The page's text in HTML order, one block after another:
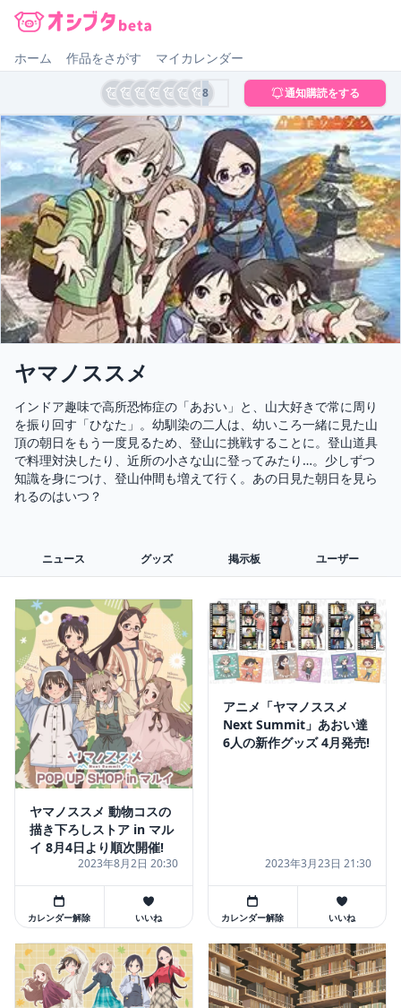
ホーム 作品をさがす マイカレンダー
8 通知購読をする
ヤマノススメ
インドア趣味で高所恐怖症の「あおい」と、山大好きで常に周り
を振り回す「ひなた」。幼馴染の二人は、幼いころ一緒に見た山
頂の朝日をもう一度見るため、登山に挑戦することに。登山道具
で料理対決したり、近所の小さな山に登ってみたり…。少しずつ
知識を身につけ、登山仲間も増えて行く。あの日見た朝日を見ら
れるのはいつ？
ニュース グッズ 掲示板 ユーザー
ヤマノススメ 動物コスの
描き下ろしストア in マル
イ 8月4日より順次開催!
2023年8月2日 20:30
カレンダー解除 いいね
アニメ「ヤマノススメ
Next Summit」あおい達
6人の新作グッズ 4月発売!
2023年3月23日 21:30
カレンダー解除 いいね